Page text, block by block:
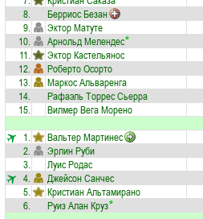
8.
Берриос Безан
9.
Эктор Матуте
10.
Арнольд Мелендес
11.
Эктор Кастельянос
12.
Роберто Осорто
13.
Маркос Альваренга
14.
Рафаэль Торрес Сьерра
15.
Вилмер Вега Морено
1. Вальтер Мартинес
2.
Эрлин Руби
3.
Луис Родас
4.
Джейсон Санчес
5.
Кристиан Альтамирано
6.
Руиз Алан Круз